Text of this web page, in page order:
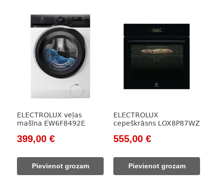
ELECTROLUX veļas
mašīna EW6F8492E
Original
was:
543,00 €.
399,00 €Current
Pievienot grozam
ELECTROLUX
cepeškrāsns LOX8P87WZ
Original
was:
709,00 €.
555,00 €Current
Pievienot grozam